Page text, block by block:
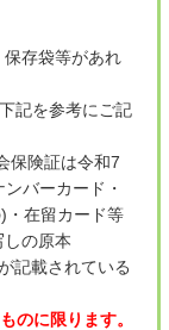
存袋等があれ
記を参考にご記
保険証は令和7
バーカード・
・在留カード等
の原本
記載されている
のに限ります。